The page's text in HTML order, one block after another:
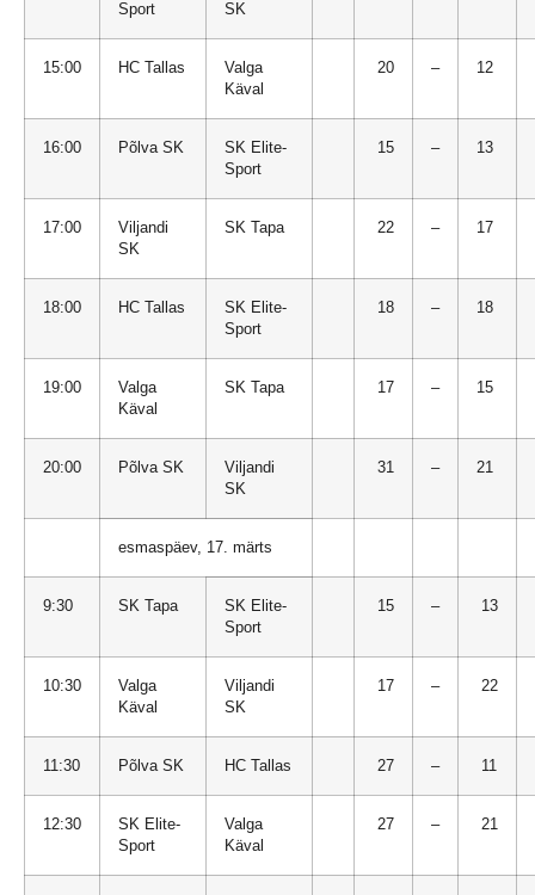
Sport
SK
15:00 HC Tallas
Valga
Käval
20 – 12
16:00 Põlva SK
SK Elite-
Sport
15 – 13
17:00
Viljandi
SK
SK Tapa 22 – 17
18:00 HC Tallas
SK Elite-
Sport
18 – 18
19:00
Valga
Käval
SK Tapa 17 – 15
20:00 Põlva SK
Viljandi
SK
31 – 21
esmaspäev, 17. märts
9:30 SK Tapa
SK Elite-
Sport
15 – 13
10:30
Valga
Käval
Viljandi
SK
17 – 22
11:30 Põlva SK HC Tallas 27 – 11
12:30
SK Elite-
Sport
Valga
Käval
27 – 21